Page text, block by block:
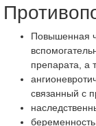
Повышенная
препарата, а
связанный с